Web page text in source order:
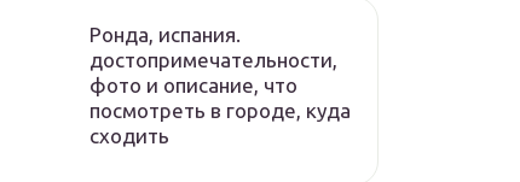
Ронда, испания.
достопримечательности,
фото и описание, что
посмотреть в городе, куда
сходить